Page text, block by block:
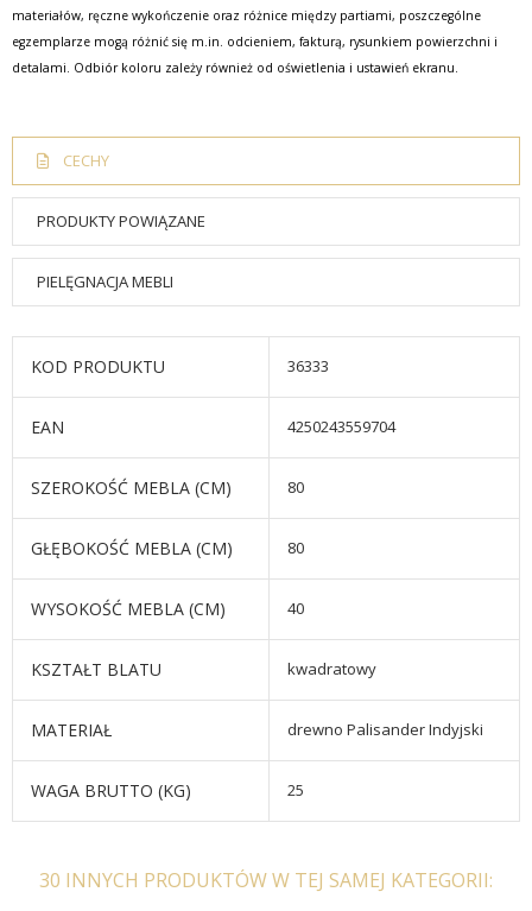
materiałów, ręczne wykończenie oraz różnice między partiami, poszczególne
egzemplarze mogą różnić się m.in. odcieniem, fakturą, rysunkiem powierzchni i
detalami. Odbiór koloru zależy również od oświetlenia i ustawień ekranu.
CECHY
PRODUKTY POWIĄZANE
PIELĘGNACJA MEBLI
KOD PRODUKTU 36333
EAN 4250243559704
SZEROKOŚĆ MEBLA (CM) 80
GŁĘBOKOŚĆ MEBLA (CM) 80
WYSOKOŚĆ MEBLA (CM) 40
KSZTAŁT BLATU kwadratowy
MATERIAŁ drewno Palisander Indyjski
WAGA BRUTTO (KG) 25
30 INNYCH PRODUKTÓW W TEJ SAMEJ KATEGORII: